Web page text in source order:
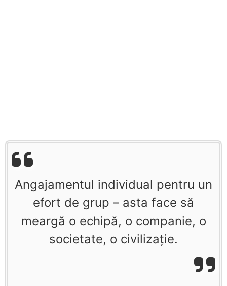
Angajamentul individual pentru un
efort de grup – asta face să
meargă o echipă, o companie, o
societate, o civilizaţie.